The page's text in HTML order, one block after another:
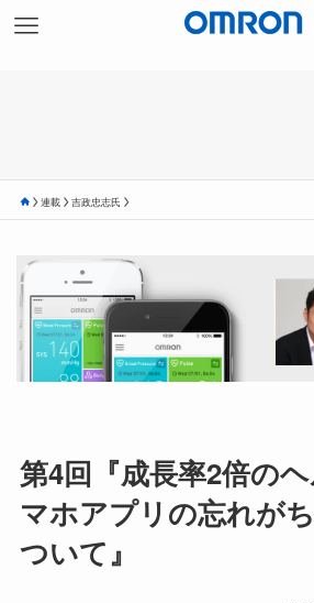
連載 吉政忠志氏
第4回『成長率2倍の
マホアプリの忘れが
ついて』